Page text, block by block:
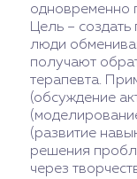
одновременно
Цель –
люди
получают
терапевта.
(обсуждение
(развитие
решения
через